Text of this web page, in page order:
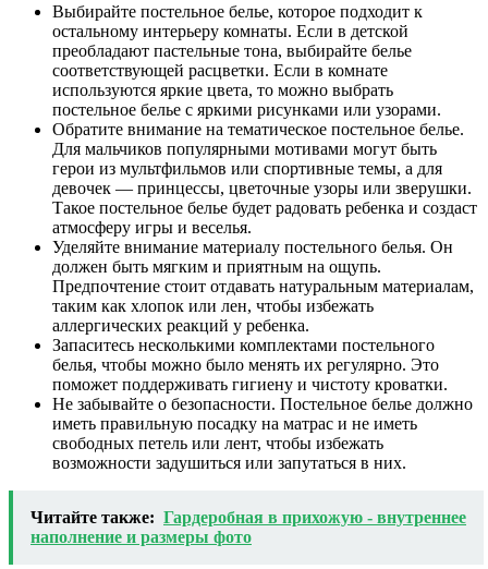
Выбирайте постельное белье, которое подходит к
остальному интерьеру комнаты. Если в детской
преобладают пастельные тона, выбирайте белье
соответствующей расцветки. Если в комнате
используются яркие цвета, то можно выбрать
постельное белье с яркими рисунками или узорами.
Обратите внимание на тематическое постельное белье.
Для мальчиков популярными мотивами могут быть
герои из мультфильмов или спортивные темы, а для
девочек — принцессы, цветочные узоры или зверушки.
Такое постельное белье будет радовать ребенка и создаст
атмосферу игры и веселья.
Уделяйте внимание материалу постельного белья. Он
должен быть мягким и приятным на ощупь.
Предпочтение стоит отдавать натуральным материалам,
таким как хлопок или лен, чтобы избежать
аллергических реакций у ребенка.
Запаситесь несколькими комплектами постельного
белья, чтобы можно было менять их регулярно. Это
поможет поддерживать гигиену и чистоту кроватки.
Не забывайте о безопасности. Постельное белье должно
иметь правильную посадку на матрас и не иметь
свободных петель или лент, чтобы избежать
возможности задушиться или запутаться в них.
Читайте также: Гардеробная в прихожую - внутреннее
наполнение и размеры фото